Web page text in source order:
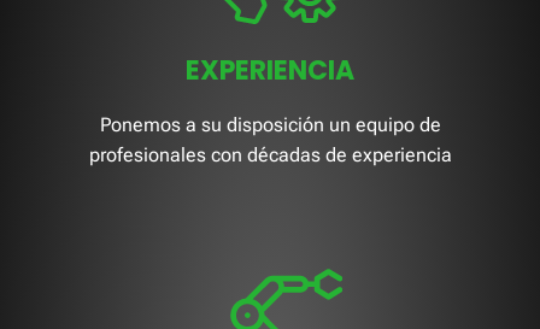
EXPERIENCIA
Ponemos a su disposición un equipo de
profesionales con décadas de experiencia